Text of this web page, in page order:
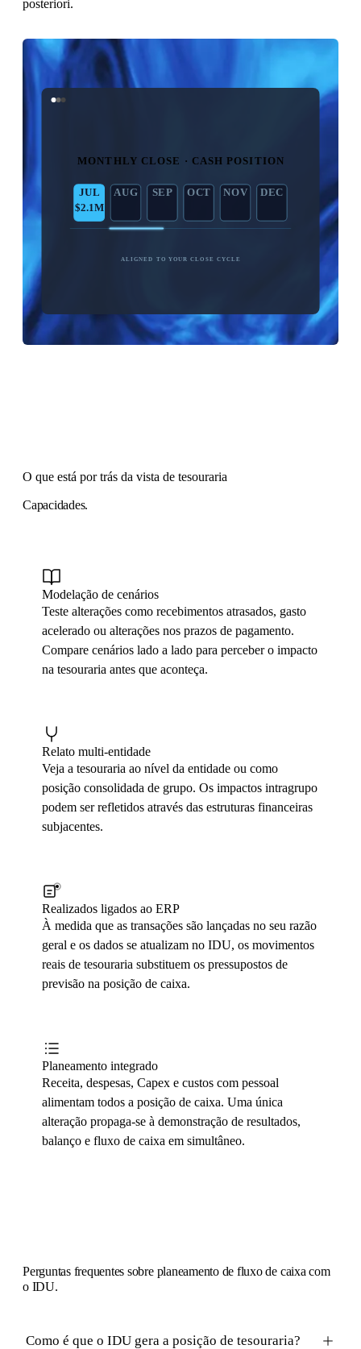
posteriori.
MONTHLY CLOSE · CASH POSITION
JUL
$2.1M
AUG
SEP
OCT
NOV
DEC
ALIGNED TO YOUR CLOSE CYCLE
O que está por trás da vista de tesouraria
Capacidades.
Modelação de cenários
Teste alterações como recebimentos atrasados, gasto
acelerado ou alterações nos prazos de pagamento.
Compare cenários lado a lado para perceber o impacto
na tesouraria antes que aconteça.
Relato multi-entidade
Veja a tesouraria ao nível da entidade ou como
posição consolidada de grupo. Os impactos intragrupo
podem ser refletidos através das estruturas financeiras
subjacentes.
Realizados ligados ao ERP
À medida que as transações são lançadas no seu razão
geral e os dados se atualizam no IDU, os movimentos
reais de tesouraria substituem os pressupostos de
previsão na posição de caixa.
Planeamento integrado
Receita, despesas, Capex e custos com pessoal
alimentam todos a posição de caixa. Uma única
alteração propaga-se à demonstração de resultados,
balanço e fluxo de caixa em simultâneo.
Perguntasfrequentes sobre planeamento de fluxo de caixa com
o IDU.
Como é que o IDU gera a posição de tesouraria?